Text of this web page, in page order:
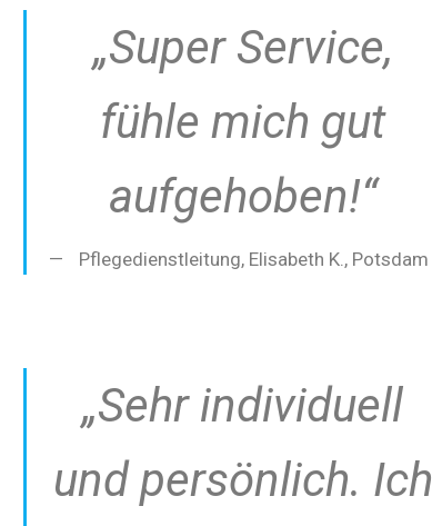
„Super Service,
fühle mich gut
aufgehoben!“
Pflegedienstleitung, Elisabeth K., Potsdam
„Sehr individuell
und persönlich. Ich